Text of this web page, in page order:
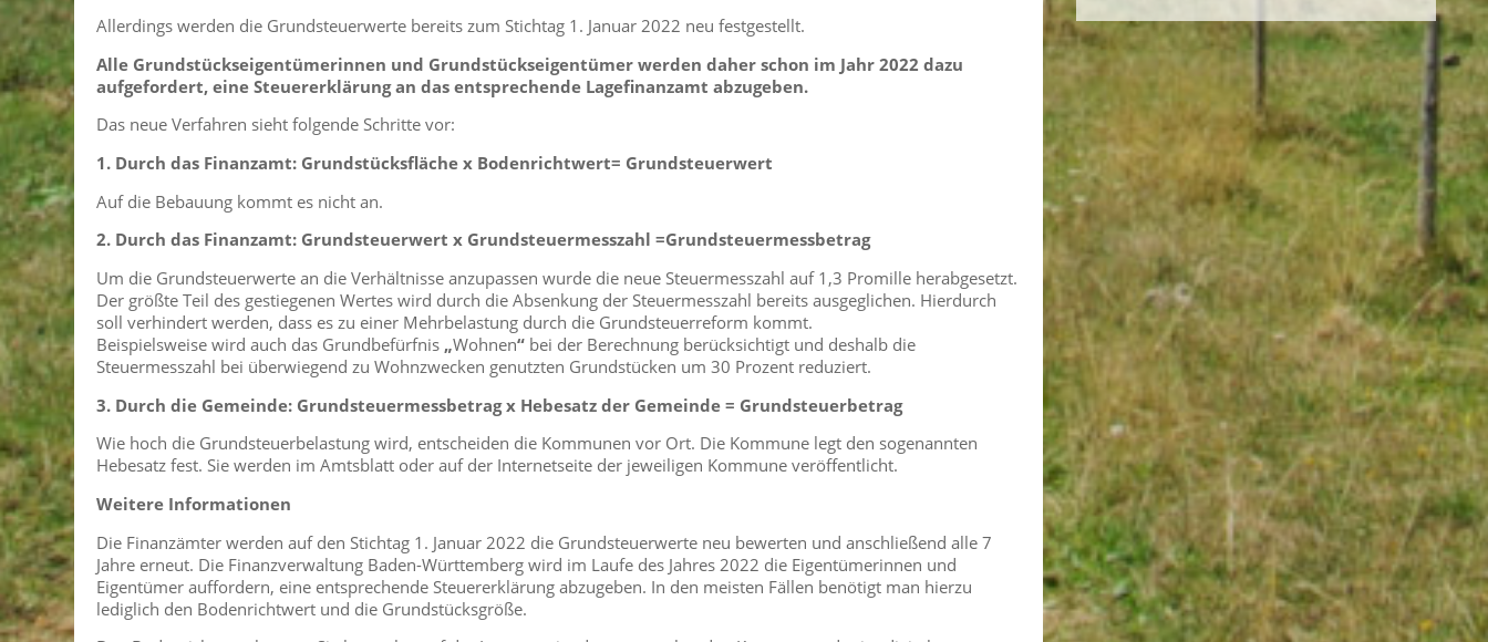
Allerdings werden die Grundsteuerwerte bereits zum Stichtag 1. Januar 2022 neu festgestellt.
Alle Grundstückseigentümerinnen und Grundstückseigentümer werden daher schon im Jahr 2022 dazu
aufgefordert, eine Steuererklärung an das entsprechende Lagefinanzamt abzugeben.
Das neue Verfahren sieht folgende Schritte vor:
1. Durch das Finanzamt: Grundstücksfläche x Bodenrichtwert= Grundsteuerwert
Auf die Bebauung kommt es nicht an.
2. Durch das Finanzamt: Grundsteuerwert x Grundsteuermesszahl =Grundsteuermessbetrag
Um die Grundsteuerwerte an die Verhältnisse anzupassen wurde die neue Steuermesszahl auf 1,3 Promille herabgesetzt.
Der größte Teil des gestiegenen Wertes wird durch die Absenkung der Steuermesszahl bereits ausgeglichen. Hierdurch
soll verhindert werden, dass es zu einer Mehrbelastung durch die Grundsteuerreform kommt.
Beispielsweise wird auch das Grundbefürfnis „Wohnen“ bei der Berechnung berücksichtigt und deshalb die
Steuermesszahl bei überwiegend zu Wohnzwecken genutzten Grundstücken um 30 Prozent reduziert.
3. Durch die Gemeinde: Grundsteuermessbetrag x Hebesatz der Gemeinde = Grundsteuerbetrag
Wie hoch die Grundsteuerbelastung wird, entscheiden die Kommunen vor Ort. Die Kommune legt den sogenannten
Hebesatz fest. Sie werden im Amtsblatt oder auf der Internetseite der jeweiligen Kommune veröffentlicht.
Weitere Informationen
Die Finanzämter werden auf den Stichtag 1. Januar 2022 die Grundsteuerwerte neu bewerten und anschließend alle 7
Jahre erneut. Die Finanzverwaltung Baden-Württemberg wird im Laufe des Jahres 2022 die Eigentümerinnen und
Eigentümer auffordern, eine entsprechende Steuererklärung abzugeben. In den meisten Fällen benötigt man hierzu
lediglich den Bodenrichtwert und die Grundstücksgröße.